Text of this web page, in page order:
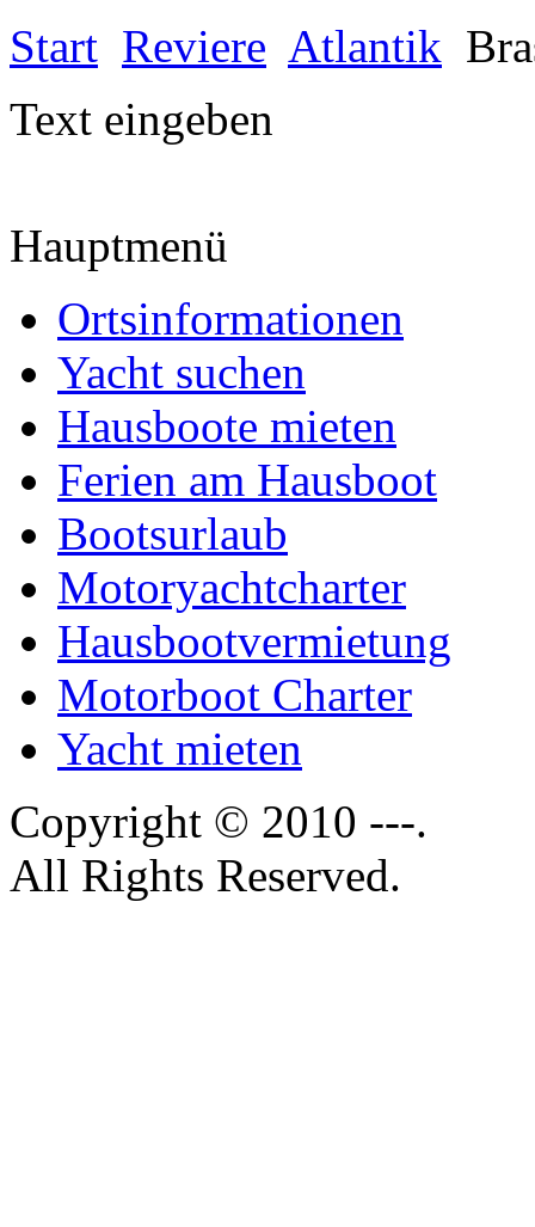
Start Reviere Atlantik
Text eingeben
Hauptmenü
Ortsinformationen
Yacht suchen
Hausboote mieten
Ferien am Hausboot
Bootsurlaub
Motoryachtcharter
Hausbootvermietung
Motorboot Charter
Yacht mieten
Copyright © 2010 ---.
All Rights Reserved.